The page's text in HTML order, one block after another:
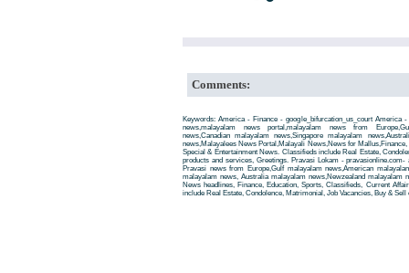
Comments:
Keywords: America - Finance - google_bifurcation_us_court America
news,malayalam news portal,malayalam news from
news,Canadian malayalam news,Singapore malayalam
news,Malayalees News Portal,Malayali News,News for
Special & Entertainment News. Classifieds include Real Estate,
products and services, Greetings. Pravasi Lokam -
Pravasi news from Europe,Gulf malayalam news,American
malayalam news, Australia malayalam news,Newzealand malayalam
News headlines, Finance, Education, Sports, Classifieds, Current
include Real Estate, Condolence, Matrimonial, Job Vacancies, Buy &